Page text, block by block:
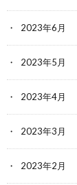
2023年6月
2023年5月
2023年4月
2023年3月
2023年2月